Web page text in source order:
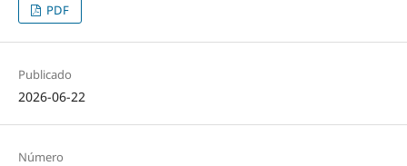
PDF
Publicado
2026-06-22
Número